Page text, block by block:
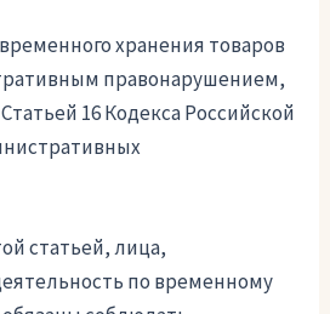
хранения товаров
правонарушением,
16 Кодекса Российской
статьей, лица,
по временному